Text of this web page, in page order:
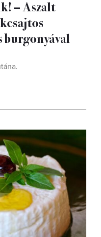
– Aszalt
burgonyával